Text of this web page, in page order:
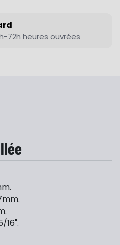
72h heures ouvrées
16".